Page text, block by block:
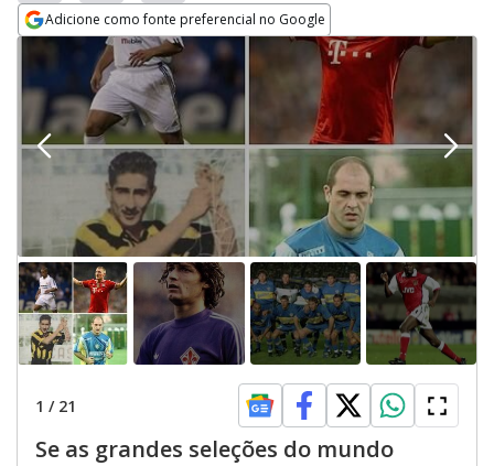
Adicione como fonte preferencial no Google
Opens in new window
1 / 21
Se as grandes seleções do mundo